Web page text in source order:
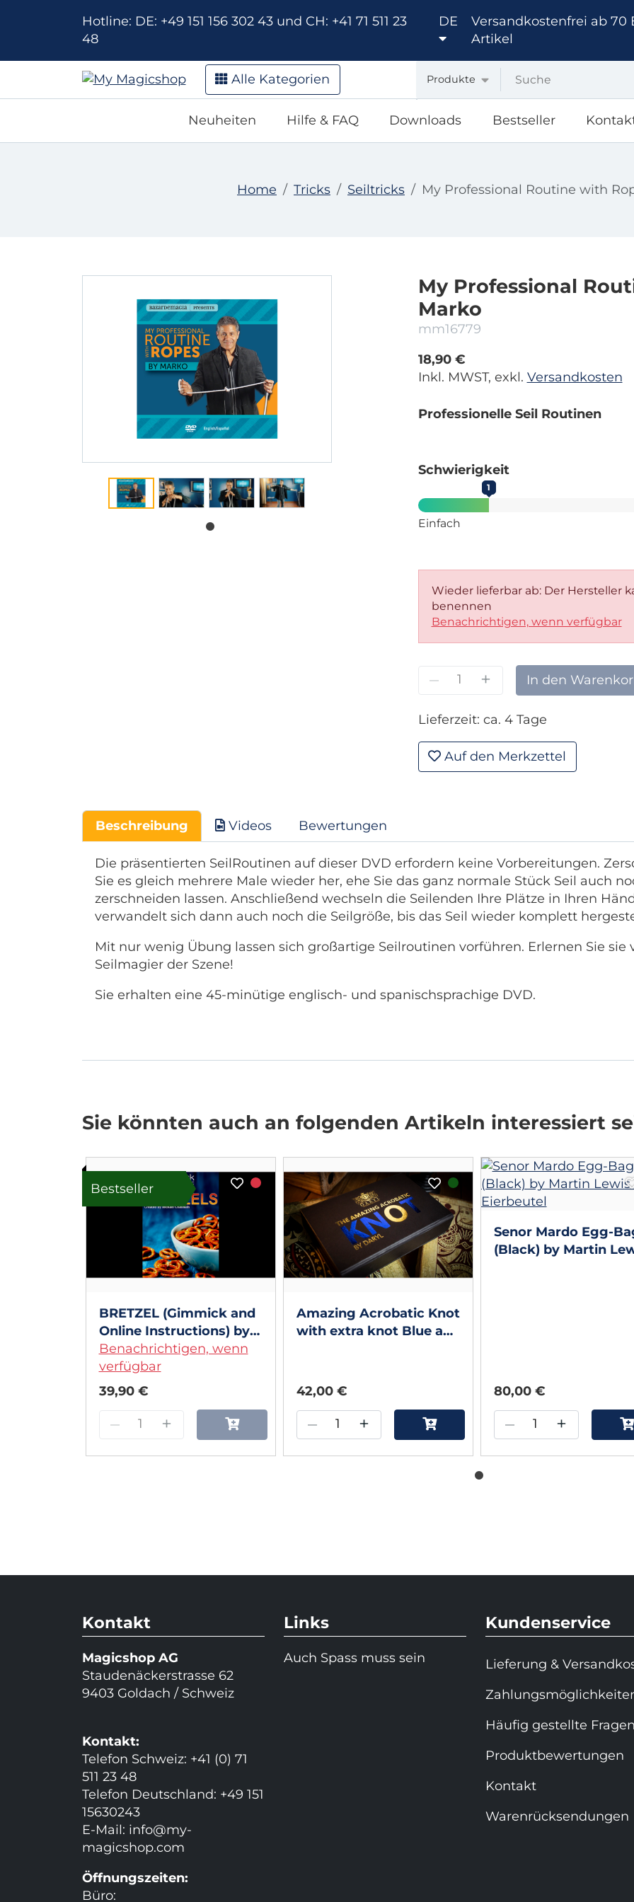
Hotline: DE: +49 151 156 302 43 und CH: +41 71 511 23
48
DE
Versandkostenfrei ab 70
Artikel
Alle Kategorien Produkte
Neuheiten Hilfe & FAQ Downloads Bestseller
Home Tricks Seiltricks My Professional Routine with
My Professional
Marko
mm16779
18,90 €
Inkl. MWST, exkl. Versandkosten
Professionelle Seil Routinen
Schwierigkeit
1
Einfach
Wieder lieferbar ab: Der Hersteller
benennen
Benachrichtigen, wenn verfügbar
– + In den
Lieferzeit: ca. 4 Tage
Auf den Merkzettel
Beschreibung Videos Bewertungen
Die präsentierten SeilRoutinen auf dieser DVD erfordern keine Vorbereitungen.
Sie es gleich mehrere Male wieder her, ehe Sie das ganz normale Stück Seil auch
zerschneiden lassen. Anschließend wechseln die Seilenden Ihre Plätze in Ihren
verwandelt sich dann auch noch die Seilgröße, bis das Seil wieder komplett
Mit nur wenig Übung lassen sich großartige Seilroutinen vorführen. Erlernen Sie sie
Seilmagier der Szene!
Sie erhalten eine 45-minütige englisch- und spanischsprachige DVD.
Sie könnten auch an folgenden Artikeln interessiert
Bestseller
BRETZEL (Gimmick and
Online Instructions) by
Mickael Chatelain
Benachrichtigen, wenn
verfügbar
39,90 €
– +
Amazing Acrobatic Knot
with extra knot Blue and
Daryl
42,00 €
– +
Senor Mardo Egg-
(Black) by Martin
80,00 €
– +
Kontakt
Magicshop AG
Staudenäckerstrasse 62
9403 Goldach / Schweiz
Kontakt:
Telefon Schweiz: +41 (0) 71
511 23 48
Telefon Deutschland: +49 151
15630243
E-Mail: info@my-
magicshop.com
Öffnungszeiten:
Büro:
Links
Auch Spass muss sein
Kundenservice
Lieferung &
Häufig gestellte Fragen
Produktbewertungen
Kontakt
Warenrücksendungen